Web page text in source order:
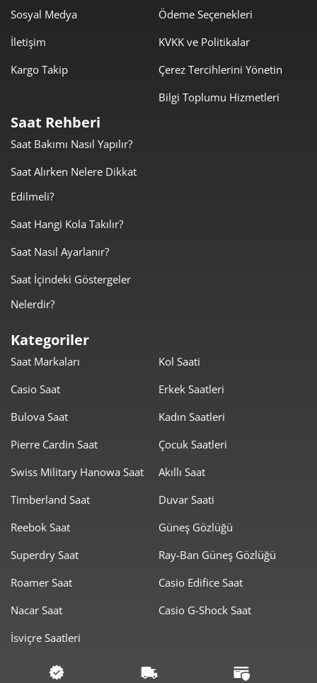
Sosyal Medya
İletişim
Kargo Takip
Ödeme Seçenekleri
KVKK ve Politikalar
Çerez Tercihlerini Yönetin
Bilgi Toplumu Hizmetleri
Saat Rehberi
Saat Bakımı Nasıl Yapılır?
Saat Alırken Nelere Dikkat
Edilmeli?
Saat Hangi Kola Takılır?
Saat Nasıl Ayarlanır?
Saat İçindeki Göstergeler
Nelerdir?
Kategoriler
Saat Markaları
Casio Saat
Bulova Saat
Pierre Cardin Saat
Swiss Military Hanowa Saat
Timberland Saat
Reebok Saat
Superdry Saat
Roamer Saat
Nacar Saat
İsviçre Saatleri
Kol Saati
Erkek Saatleri
Kadın Saatleri
Çocuk Saatleri
Akıllı Saat
Duvar Saati
Güneş Gözlüğü
Ray-Ban Güneş Gözlüğü
Casio Edifice Saat
Casio G-Shock Saat